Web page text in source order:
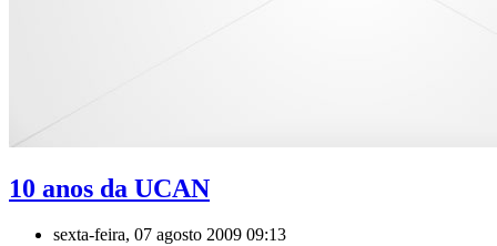
10 anos da UCAN
sexta-feira, 07 agosto 2009 09:13